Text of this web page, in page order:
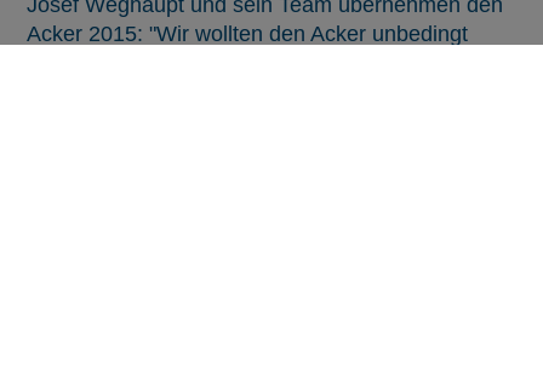
Josef Weghaupt und sein Team übernehmen den
Acker 2015: "Wir wollten den Acker unbedingt